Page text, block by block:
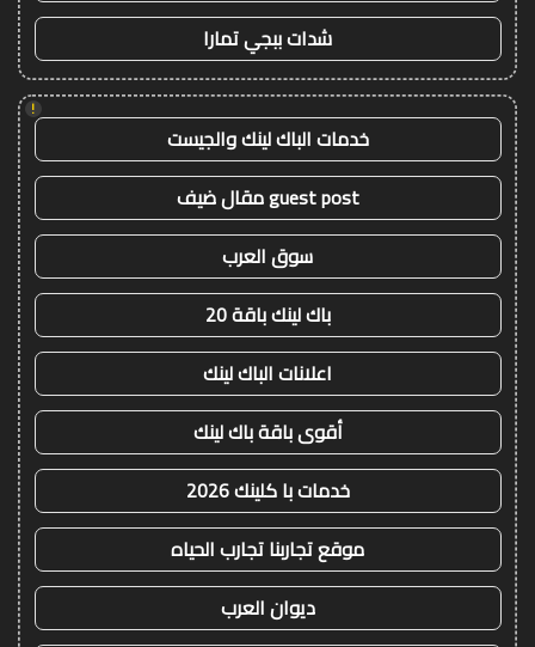
شدات ببجي تمارا
!
خدمات الباك لينك والجيست
guest post مقال ضيف
سوق العرب
باك لينك باقة 20
اعلانات الباك لينك
أقوى باقة باك لينك
خدمات با كلينك 2026
موقع تجاربنا تجارب الحياه
ديوان العرب